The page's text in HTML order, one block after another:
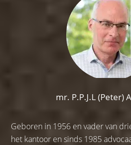
mr. P.P.J.L (Peter)
Geboren in 1956 en vader van
het kantoor en sinds 1985